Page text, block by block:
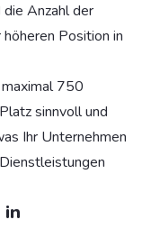
Anzahl der
Position in
750
sinnvoll und
Ihr Unternehmen